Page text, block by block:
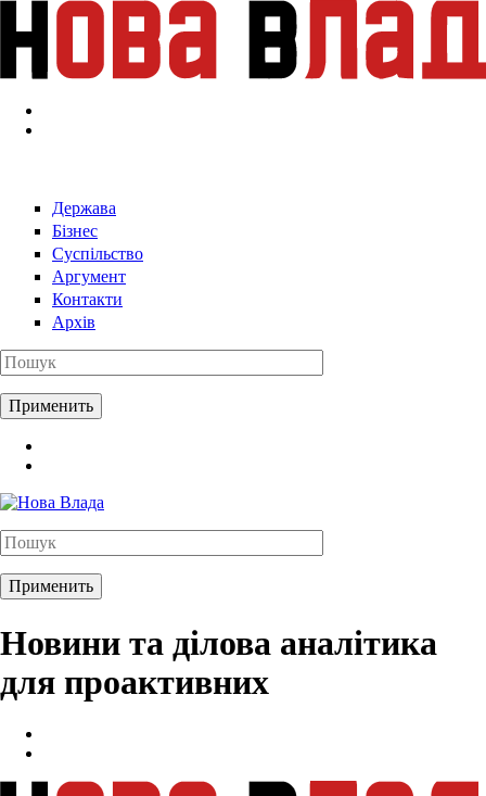
Перейти к основному содержанию
Держава
Бізнес
Суспільство
Аргумент
Контакти
Архів
Новини та ділова аналітика
для проактивних